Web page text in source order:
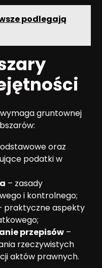
podlegają
gruntownej
oraz
podatki w
– zasady
i kontrolnego;
praktyczne aspekty
przepisów –
rzeczywistych
aktów prawnych.